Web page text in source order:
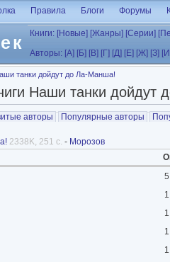
Правила Блоги Форумы
Книги: [Новые] [Жанры] [Серии]
Авторы: [А] [Б] [В] [Г] [Д] [Е] [Ж] [З]
танки дойдут до Ла-Манша!
Наши танки дойдут
вкладка)авторы Популярные авторы
2338K, 251 с. - Морозов
5
1
1
1
1